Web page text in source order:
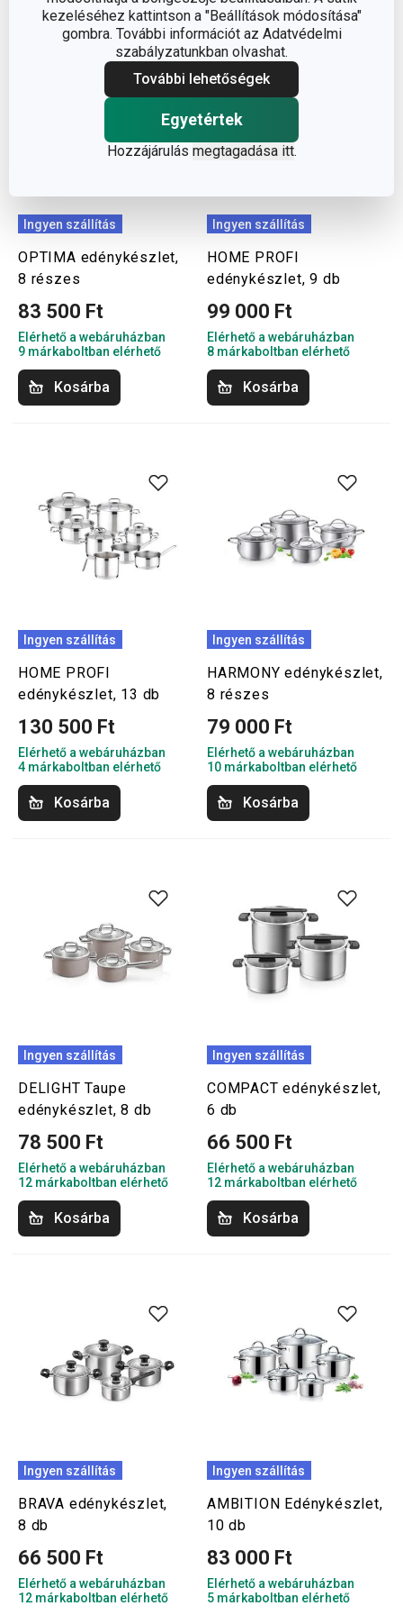
kezeléséhez kattintson a "Beállítások módosítása"
gombra. További információt az Adatvédelmi
szabályzatunkban olvashat.
További lehetőségek
Egyetértek
Hozzájárulás megtagadása itt.
Ingyen szállítás
OPTIMA edénykészlet,
8 részes
83 500 Ft
Elérhető a webáruházban
9 márkaboltban elérhető
Kosárba
Ingyen szállítás
HOME PROFI
edénykészlet, 9 db
99 000 Ft
Elérhető a webáruházban
8 márkaboltban elérhető
Kosárba
Ingyen szállítás
HOME PROFI
edénykészlet, 13 db
130 500 Ft
Elérhető a webáruházban
4 márkaboltban elérhető
Kosárba
Ingyen szállítás
HARMONY edénykészlet,
8 részes
79 000 Ft
Elérhető a webáruházban
10 márkaboltban elérhető
Kosárba
Ingyen szállítás
DELIGHT Taupe
edénykészlet, 8 db
78 500 Ft
Elérhető a webáruházban
12 márkaboltban elérhető
Kosárba
Ingyen szállítás
COMPACT edénykészlet,
6 db
66 500 Ft
Elérhető a webáruházban
12 márkaboltban elérhető
Kosárba
Ingyen szállítás
BRAVA edénykészlet,
8 db
66 500 Ft
Elérhető a webáruházban
12 márkaboltban elérhető
Ingyen szállítás
AMBITION Edénykészlet,
10 db
83 000 Ft
Elérhető a webáruházban
5 márkaboltban elérhető